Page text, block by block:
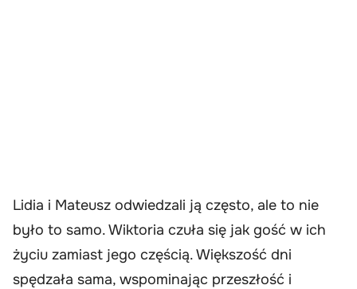
Lidia i Mateusz odwiedzali ją często, ale to nie
było to samo. Wiktoria czuła się jak gość w ich
życiu zamiast jego częścią. Większość dni
spędzała sama, wspominając przeszłość i